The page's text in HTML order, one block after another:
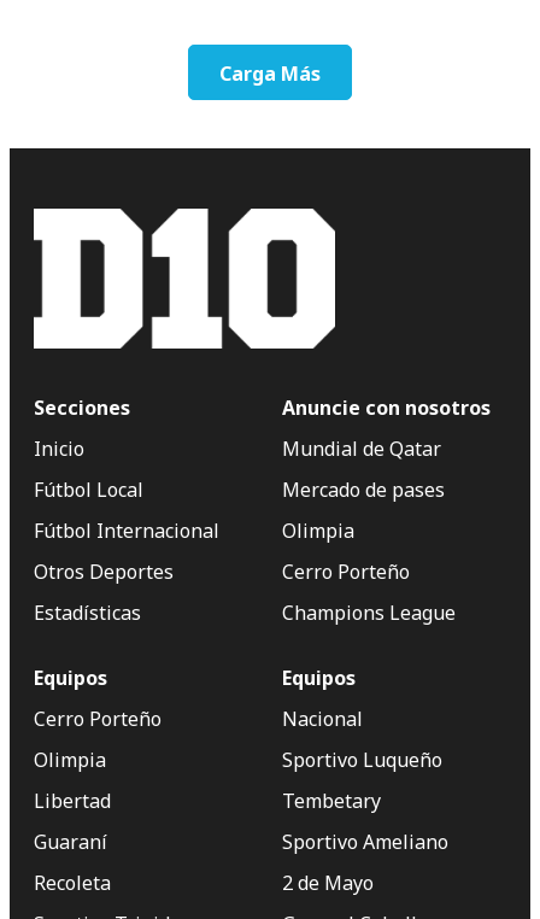
Carga Más
Secciones
Inicio
Fútbol Local
Fútbol Internacional
Otros Deportes
Estadísticas
Anuncie con nosotros
Mundial de Qatar
Mercado de pases
Olimpia
Cerro Porteño
Champions League
Equipos
Cerro Porteño
Olimpia
Libertad
Guaraní
Recoleta
Equipos
Nacional
Sportivo Luqueño
Tembetary
Sportivo Ameliano
2 de Mayo